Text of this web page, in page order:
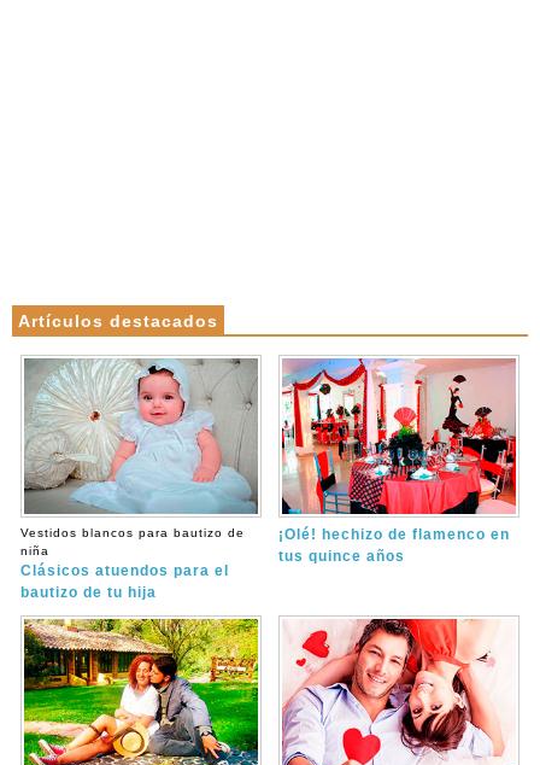
Artículos destacados
Vestidos blancos para bautizo de
niña
Clásicos atuendos para el
bautizo de tu hija
¡Olé! hechizo de flamenco en
tus quince años